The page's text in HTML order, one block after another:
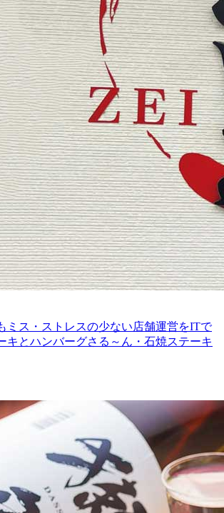
ミス・ストレスの少ない店舗運営をITで
キとハンバーグさる～ん・石焼ステーキ